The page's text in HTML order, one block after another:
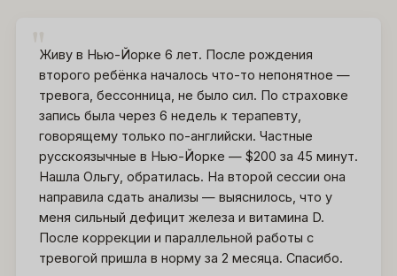
Живу в Нью-Йорке 6 лет. После рождения
второго ребёнка началось что-то непонятное —
тревога, бессонница, не было сил. По страховке
запись была через 6 недель к терапевту,
говорящему только по-английски. Частные
русскоязычные в Нью-Йорке — $200 за 45 минут.
Нашла Ольгу, обратилась. На второй сессии она
направила сдать анализы — выяснилось, что у
меня сильный дефицит железа и витамина D.
После коррекции и параллельной работы с
тревогой пришла в норму за 2 месяца. Спасибо.